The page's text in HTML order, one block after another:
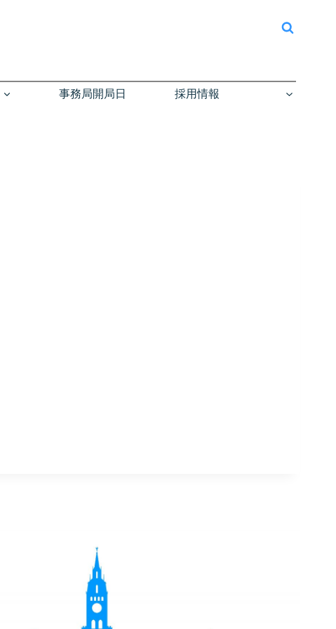
事務局開局日 採用情報